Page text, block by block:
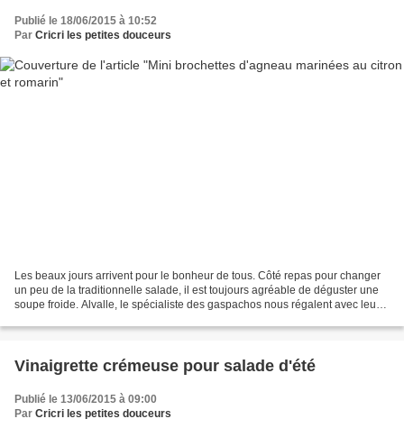
Publié le 18/06/2015 à 10:52
Par Cricri les petites douceurs
Les beaux jours arrivent pour le bonheur de tous. Côté repas pour changer
un peu de la traditionnelle salade, il est toujours agréable de déguster une
soupe froide. Alvalle, le spécialiste des gaspachos nous régalent avec leurs
Vinaigrette crémeuse pour salade d'été
Publié le 13/06/2015 à 09:00
Par Cricri les petites douceurs